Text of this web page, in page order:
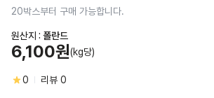
20박스부터 구매 가능합니다.
원산지 : 폴란드
6,100원(kg당)
0 리뷰 0